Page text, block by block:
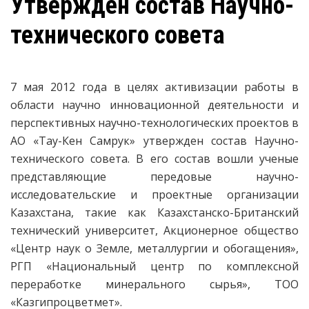
технического совета
7 мая 2012 года в целях активизации работы в
области научно инновационной деятельности и
перспективных научно-технологических проектов в
АО «Тау-Кен Самрук» утвержден состав Научно-
технического совета. В его состав вошли ученые
представляющие передовые научно-
исследовательские и проектные организации
Казахстана, такие как Казахстанско-Британский
технический университет, Акционерное общество
«Центр наук о Земле, металлургии и обогащения»,
РГП «Национальный центр по комплексной
переработке минерального сырья», ТОО
«Казгипроцветмет».